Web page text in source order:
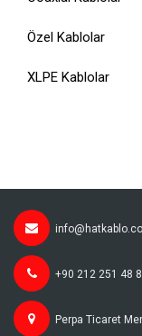
Özel Kablolar
XLPE Kablolar
+90 212 251 48
Perpa Ticaret